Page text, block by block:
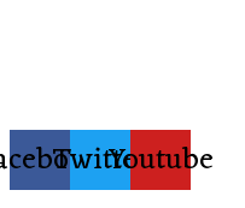
TwitterYoutube